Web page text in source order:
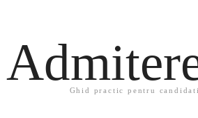
Ghid practic pentru